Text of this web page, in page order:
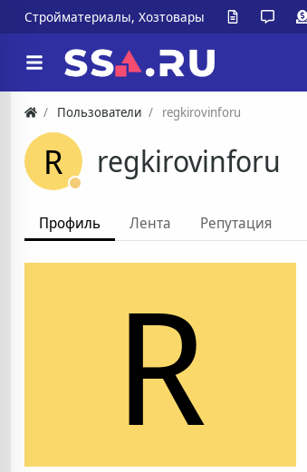
Стройматериалы, Хозтовары
Пользователи regkirovinforu
R regkirovinforu
Профиль Лента Репутация
R